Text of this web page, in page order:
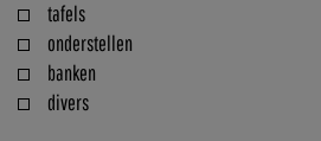
tafels
onderstellen
banken
divers